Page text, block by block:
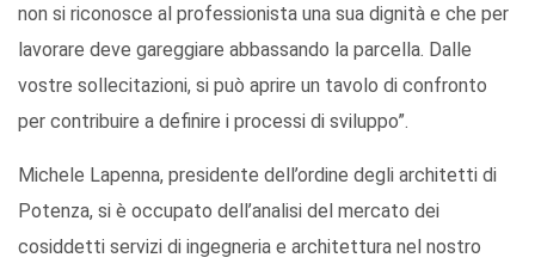
non si riconosce al professionista una sua dignità e che per
lavorare deve gareggiare abbassando la parcella. Dalle
vostre sollecitazioni, si può aprire un tavolo di confronto
per contribuire a definire i processi di sviluppo”.
Michele Lapenna, presidente dell’ordine degli architetti di
Potenza, si è occupato dell’analisi del mercato dei
cosiddetti servizi di ingegneria e architettura nel nostro